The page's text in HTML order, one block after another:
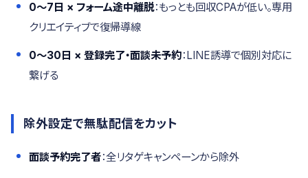
0〜7日 × フォーム途中離脱：もっとも回収CPAが低い。専用
クリエイティブで復帰導線
0〜30日 × 登録完了・面談未予約：LINE誘導で個別対応に
繋げる
除外設定で無駄配信をカット
面談予約完了者：全リタゲキャンペーンから除外